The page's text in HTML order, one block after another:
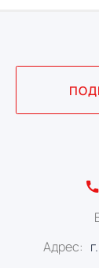
Адрес: